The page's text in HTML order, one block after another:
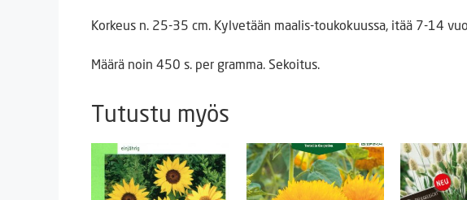
Korkeus n. 25-35 cm. Kylvetään maalis-toukokuussa, itää 7-14
Määrä noin 450 s. per gramma. Sekoitus.
Tutustu myös